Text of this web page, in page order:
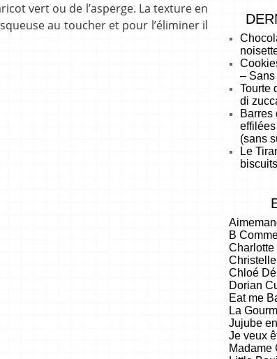
vert ou de l’asperge. La texture en
au toucher et pour l’éliminer il
–
Tourte
di
Barres
(sans
Le
B
Charlotte
Chloé
Dorian
Eat me
La
Jujube
Je veux
Madame